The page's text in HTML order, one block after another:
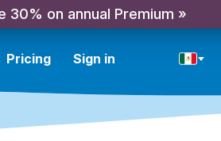
30% on annual Premium »
Pricing Sign in